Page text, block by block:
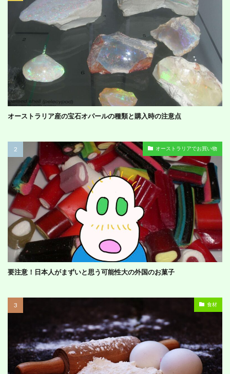
オーストラリア産の宝石オパールの種類と購入時の注意点
オーストラリアでお買い物
要注意！日本人がまずいと思う可能性大の外国のお菓子
食材